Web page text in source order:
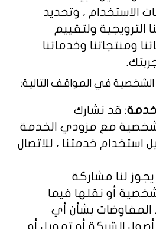
الاستخدام ، وتحديد
الترويجية ولتقييم
ومنتجاتنا وخدماتنا
في المواقف التالية:
: قد نشارك
مع مزودي الخدمة
استخدام خدمتنا ، للاتصال
يجوز لنا مشاركة
أو نقلها فيما
المفاوضات بشأن أي
أصول الشركة أو تمويل أو